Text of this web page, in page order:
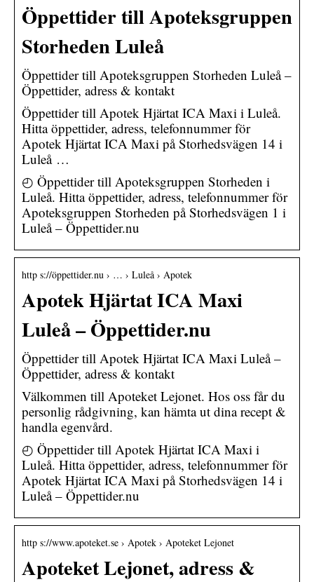
Öppettider till Apoteksgruppen
Storheden Luleå
Öppettider till Apoteksgruppen Storheden Luleå –
Öppettider, adress & kontakt
Öppettider till Apotek Hjärtat ICA Maxi i Luleå.
Hitta öppettider, adress, telefonnummer för
Apotek Hjärtat ICA Maxi på Storhedsvägen 14 i
Luleå …
◴ Öppettider till Apoteksgruppen Storheden i
Luleå. Hitta öppettider, adress, telefonnummer för
Apoteksgruppen Storheden på Storhedsvägen 1 i
Luleå – Öppettider.nu
http s://öppettider.nu › … › Luleå › Apotek
Apotek Hjärtat ICA Maxi
Luleå – Öppettider.nu
Öppettider till Apotek Hjärtat ICA Maxi Luleå –
Öppettider, adress & kontakt
Välkommen till Apoteket Lejonet. Hos oss får du
personlig rådgivning, kan hämta ut dina recept &
handla egenvård.
◴ Öppettider till Apotek Hjärtat ICA Maxi i
Luleå. Hitta öppettider, adress, telefonnummer för
Apotek Hjärtat ICA Maxi på Storhedsvägen 14 i
Luleå – Öppettider.nu
http s://www.apoteket.se › Apotek › Apoteket Lejonet
Apoteket Lejonet, adress &